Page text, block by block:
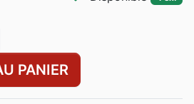
PANIER